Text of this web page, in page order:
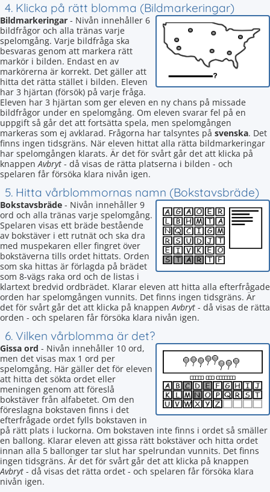
4. Klicka på rätt blomma (Bildmarkeringar)
Bildmarkeringar - Nivån innehåller 6
bildfrågor och alla tränas varje
spelomgång. Varje bildfråga ska
besvaras genom att markera rätt
markör i bilden. Endast en av
markörerna är korrekt. Det gäller att
hitta det rätta stället i bilden. Eleven
har 3 hjärtan (försök) på varje fråga.
Eleven har 3 hjärtan som ger eleven en ny chans på missade
bildfrågor under en spelomgång. Om eleven svarar fel på en
uppgift så går det att fortsätta spela, men spelomgången
markeras som ej avklarad. Frågorna har talsyntes på svenska. Det
finns ingen tidsgräns. När eleven hittat alla rätta bildmarkeringar
har spelomgången klarats. Är det för svårt går det att klicka på
knappenAvbryt - då visas de rätta platserna i bilden - och
spelaren får försöka klara nivån igen.
5. Hitta vårblommornas namn (Bokstavsbräde)
Bokstavsbräde - Nivån innehåller 9
ord och alla tränas varje spelomgång.
Spelaren visas ett bräde bestående
av bokstäver i ett rutnät och ska dra
med muspekaren eller fingret över
bokstäverna tills ordet hittats. Orden
som ska hittas är förlagda på brädet
som 8-vägs raka ord och de listas i
klartext bredvid ordbrädet. Klarar eleven att hitta alla efterfrågade
orden har spelomgången vunnits. Det finns ingen tidsgräns. Är
det för svårt går det att klicka på knappenAvbryt - då visas de rätta
orden - och spelaren får försöka klara nivån igen.
6. Vilken vårblomma är det?
Gissa ord - Nivån innehåller 10 ord,
men det visas max 1 ord per
spelomgång. Här gäller det för eleven
att hitta det sökta ordet eller
meningen genom att föreslå
bokstäver från alfabetet. Om den
föreslagna bokstaven finns i det
efterfrågade ordet fylls bokstaven in
på rätt plats i luckorna. Om bokstaven inte finns i ordet så smäller
en ballong. Klarar eleven att gissa rätt bokstäver och hitta ordet
innan alla 5 ballonger tar slut har spelrundan vunnits. Det finns
ingen tidsgräns. Är det för svårt går det att klicka på knappen
Avbryt - då visas det rätta ordet - och spelaren får försöka klara
nivån igen.